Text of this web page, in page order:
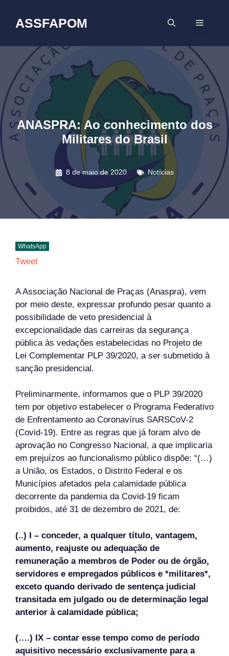
conteúdo
ASSFAPOM MENU
ANASPRA: Ao conhecimento dos
Militares do Brasil
8 de maio de 2020 Notícias
WhatsApp
Tweet
A Associação Nacional de Praças (Anaspra), vem
por meio deste, expressar profundo pesar quanto a
possibilidade de veto presidencial à
excepcionalidade das carreiras da segurança
pública às vedações estabelecidas no Projeto de
Lei Complementar PLP 39/2020, a ser submetido à
sanção presidencial.
Preliminarmente, informamos que o PLP 39/2020
tem por objetivo estabelecer o Programa Federativo
de Enfrentamento ao Coronavírus SARSCoV-2
(Covid-19). Entre as regras que já foram alvo de
aprovação no Congresso Nacional, a que implicaria
em prejuízos ao funcionalismo público dispõe: “(…)
a União, os Estados, o Distrito Federal e os
Municípios afetados pela calamidade pública
decorrente da pandemia da Covid-19 ficam
proibidos, até 31 de dezembro de 2021, de:
(..) I – conceder, a qualquer título, vantagem,
aumento, reajuste ou adequação de
remuneração a membros de Poder ou de órgão,
servidores e empregados públicos e *militares*,
exceto quando derivado de sentença judicial
transitada em julgado ou de determinação legal
anterior à calamidade pública;
(….) IX – contar esse tempo como de período
aquisitivo necessário exclusivamente para a